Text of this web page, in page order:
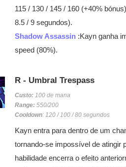
115 / 130 / 145 / 160 (+40%
8.5 / 9 segundos).
Shadow Assassin:Kayn ganha
speed (80%).
R - Umbral Trespass
Custo:100 de mana
Range:550/200
Cooldown: 120 / 100 / 80 segundos
Kayn entra para dentro de um
tornando-se impossível de atingir
habilidade encerra o efeito